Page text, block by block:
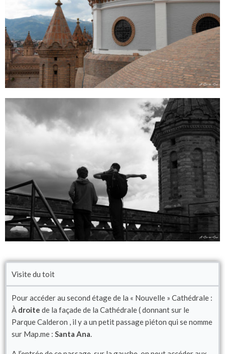
Visite du toit
Pour accéder au second étage de la « Nouvelle » Cathédrale :
À droite de la façade de la Cathédrale ( donnant sur le
Parque Calderon , il y a un petit passage piéton qui se nomme
sur Map.me : Santa Ana.